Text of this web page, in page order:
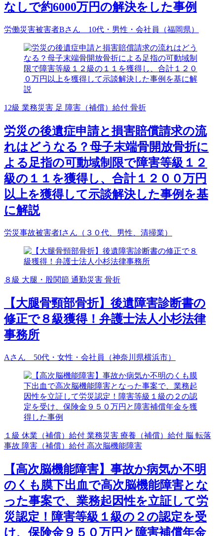
なしで約6000万円の解決をした事例
労働災害被害者Bさん 10代・男性・会社員（福岡県）
12級 業務災害 足 障害（補償）給付 骨折
労災の後遺症申請と損害賠償請求の流
れはどうなる？母子末端骨開放骨折に
よる足指の可動域制限で障害等級１２
級の１１を獲得し、合計１２００万円
以上を獲得して示談解決した事例を基
に解説
労災事故被害者Iさん（３０代、男性、清掃業）
８級 大腿・股関節 通勤災害 骨折
【大腿骨頸部骨折】後遺障害診断書の
修正で８級獲得！弁護士法人小杉法律
事務所
Aさん 50代・女性・会社員（神奈川県横浜市）
１級 休業（補償）給付 業務災害 療養（補償）給付 脳 転落
事故 障害（補償）給付 高次脳機能障害
【高次脳機能障害】事故か病気か不明
のくも膜下出血で高次脳機能障害とな
った事案で、業務起因性を立証して労
災認定！障害等級１級の２の認定を受
け、保険金９５０万円と障害補償年金